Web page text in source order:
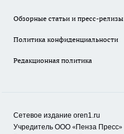
Обзорные статьи и пресс-релизы
Политика конфиденциальности
Редакционная политика
Сетевое издание oren1.ru
Учредитель ООО «Пенза Пресс»